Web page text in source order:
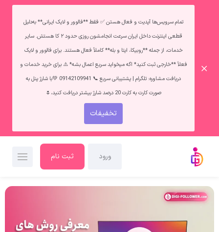
تمام سرویس‌ها آپدیت و فعال هستن ✅ فقط **فالوور و لایک ایرانی** به‌دلیل
قطعی اینترنت داخل ایران سرعت انجامشون روزی حدود ۲ کا هستش. سایر
خدمات، از جمله **روبیکا، ایتا و بله** کاملاً فعال هستند. برای فالوور و لایک
فعلاً **خارجی ثبت کنید* اگه میخواید سریع اعمال بشه* ⚠️ برای خرید خدمات و
دریافت مشاوره: تلگرام | پشتیبانی سریع 📞 09142109941 💚با شارژ پنل به
صورت کارت به کارت 20 درصد شارژ بیشتر دریافت کنید،🌷
تخفیفات
ورود ثبت نام